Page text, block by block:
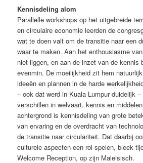
Kennisdeling alom
Parallelle workshops op het uitgebreide
en circulaire economie leerden de
wat te doen valt om de transitie naar een
waar te maken. Aan het enthousiasme
niet liggen, en aan de inzet van de kennis
evenmin. De moeilijkheid zit hem
ideeën en plannen in de harde
– ook dat werd in Kuala Lumpur duidelijk
verschillen in welvaart, kennis en
achtergrond is kennisdeling van grote
van ervaring en de overdracht van
de transitie naar circulariteit. Dat daarbij
culturele aspecten een rol spelen, bleek
Welcome Reception, op zijn Maleisisch.